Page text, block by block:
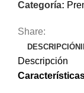
Categoría:
Share:
DESCRIPCIÓN
Descripción